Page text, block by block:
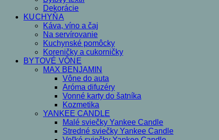
Dekorácie
KUCHYŇA
Káva, víno a čaj
Na servírovanie
Kuchynské pomôcky
Koreničky a cukorničky
BYTOVÉ VÔNE
MAX BENJAMIN
Vône do auta
Aróma difuzéry
Vonné karty do šatníka
Kozmetika
YANKEE CANDLE
Malé sviečky Yankee Candle
Stredné sviečky Yankee Candle